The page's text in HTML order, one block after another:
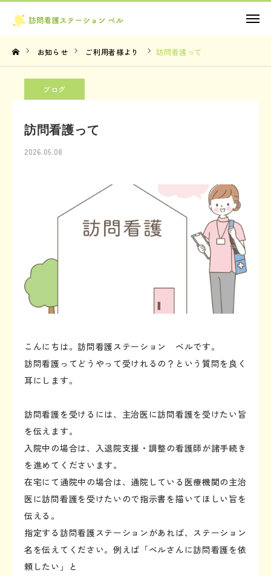
お知らせ ご利用者様より 訪問看護って
ブログ
訪問看護って
2026.05.08
こんにちは。訪問看護ステーション ベルです。
訪問看護ってどうやって受けれるの？という質問を良く
耳にします。
訪問看護を受けるには、主治医に訪問看護を受けたい旨
を伝えます。
入院中の場合は、入退院支援・調整の看護師が諸手続き
を進めてくださいます。
在宅にて通院中の場合は、通院している医療機関の主治
医に訪問看護を受けたいので指示書を描いてほしい旨を
伝える。
指定する訪問看護ステーションがあれば、ステーション
名を伝えてください。例えば「ベルさんに訪問看護を依
頼したい」と
お問い合わせ
TOP